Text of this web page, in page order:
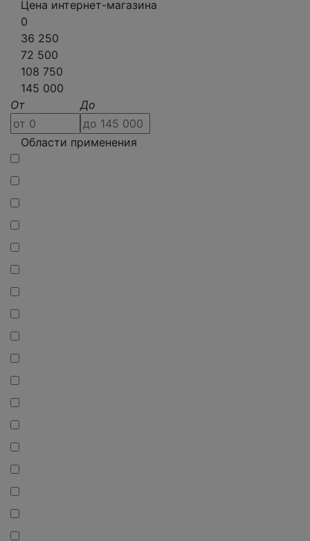
Цена интернет-магазина
0
36 250
72 500
108 750
145 000
От
До
Области применения